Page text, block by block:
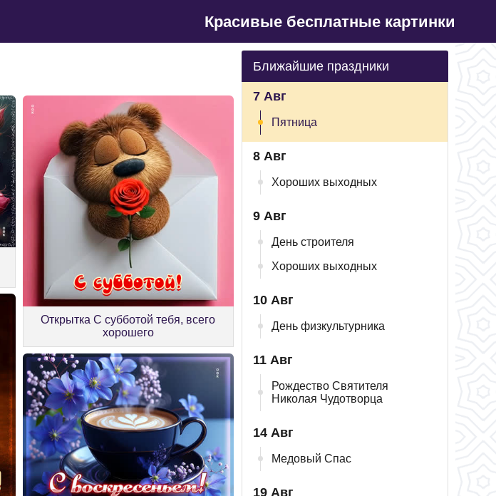
Красивые бесплатные картинки
Открытка С субботой тебя, всего
хорошего
Ближайшие праздники
7 Авг
Пятница
8 Авг
Хороших выходных
9 Авг
День строителя
Хороших выходных
10 Авг
День физкультурника
11 Авг
Рождество Святителя
Николая Чудотворца
14 Авг
Медовый Спас
19 Авг